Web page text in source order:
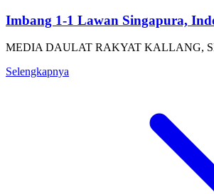
Imbang 1-1 Lawan Singapura,
MEDIA DAULAT RAKYAT KALLANG,
Selengkapnya